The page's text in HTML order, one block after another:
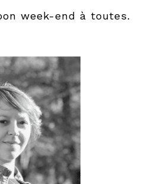
week-end à toutes.